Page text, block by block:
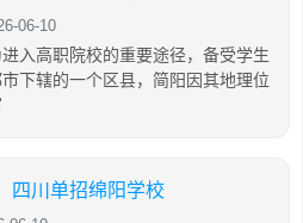
06-10
入高职院校的重要途径，备受学生
下辖的一个区县，简阳因其地理位
四川单招绵阳学校